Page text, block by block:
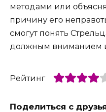
методами или
причину его
смогут понять
должным вниманием
Рейтинг
Поделиться с